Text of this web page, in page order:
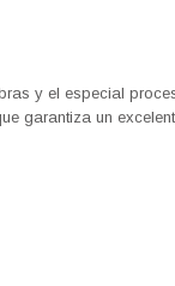
y el especial
garantiza un